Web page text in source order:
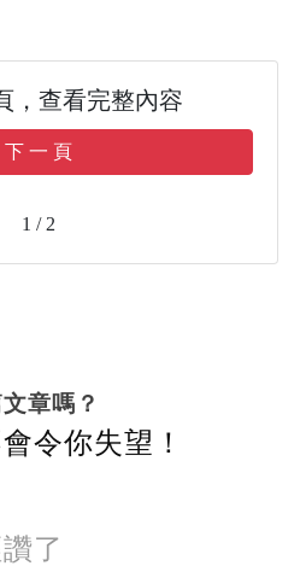
，查看完整內容
下 一 頁
1 / 2
章嗎？
令你失望！
了